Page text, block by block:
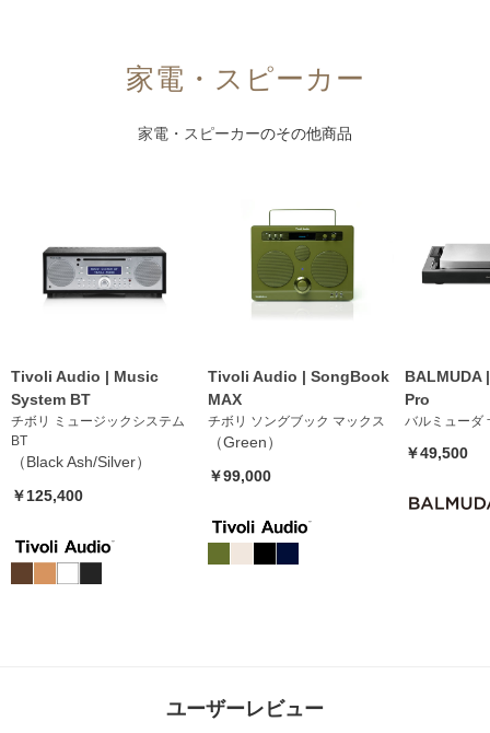
家電・スピーカー
家電・スピーカーのその他商品
Tivoli Audio | Music
System BT
チボリ ミュージックシステム
BT
（Black Ash/Silver）
￥125,400
Tivoli Audio | SongBook
MAX
チボリ ソングブック マックス
（Green）
￥99,000
BALMUDA
Pro
バルミューダ
￥49,500
ユーザーレビュー